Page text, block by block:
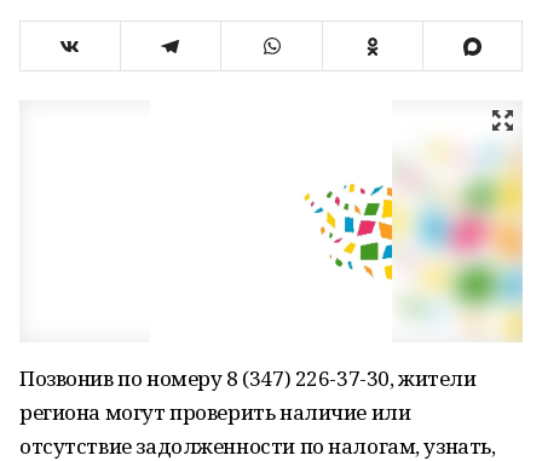
Позвонив по номеру 8 (347) 226-37-30, жители
региона могут проверить наличие или
отсутствие задолженности по налогам, узнать,